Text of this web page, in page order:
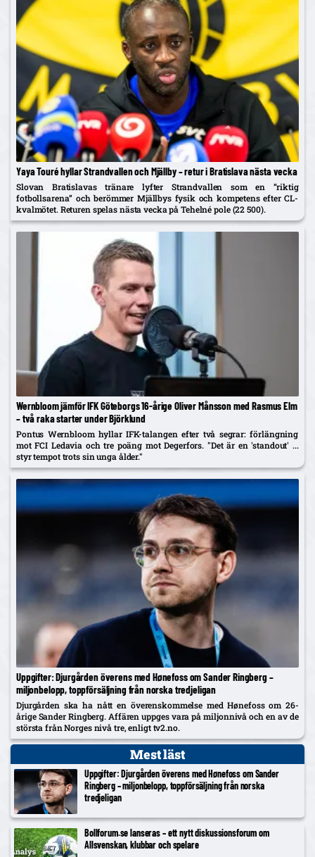
Yaya Touré hyllar Strandvallen och Mjällby – retur i Bratislava nästa vecka
Slovan Bratislavas tränare lyfter Strandvallen som en ”riktig
fotbollsarena” och berömmer Mjällbys fysik och kompetens efter CL-
kvalmötet. Returen spelas nästa vecka på Tehelné pole (22 500).
Wernbloom jämför IFK Göteborgs 16-årige Oliver Månsson med Rasmus Elm
– två raka starter under Björklund
Pontus Wernbloom hyllar IFK-talangen efter två segrar: förlängning
mot FCI Ledavia och tre poäng mot Degerfors. "Det är en 'standout' ...
styr tempot trots sin unga ålder."
Uppgifter: Djurgården överens med Hønefoss om Sander Ringberg –
miljonbelopp, toppförsäljning från norska tredjeligan
Djurgården ska ha nått en överenskommelse med Hønefoss om 26-
årige Sander Ringberg. Affären uppges vara på miljonnivå och en av de
största från Norges nivå tre, enligt tv2.no.
Mest läst
Uppgifter: Djurgården överens med Hønefoss om Sander
Ringberg – miljonbelopp, toppförsäljning från norska
tredjeligan
Bollforum.se lanseras – ett nytt diskussionsforum om
Allsvenskan, klubbar och spelare